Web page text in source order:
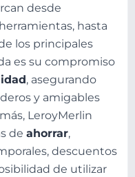
desde
hasta
los principales
es su compromiso
, asegurando
y amigables
LeroyMerlin
de ahorrar,
descuentos
de utilizar